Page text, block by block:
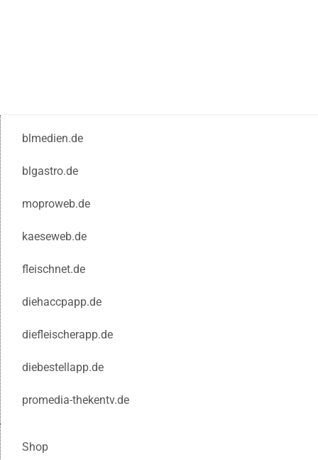
blmedien.de
blgastro.de
moproweb.de
kaeseweb.de
fleischnet.de
diehaccpapp.de
diefleischerapp.de
diebestellapp.de
promedia-thekentv.de
Shop